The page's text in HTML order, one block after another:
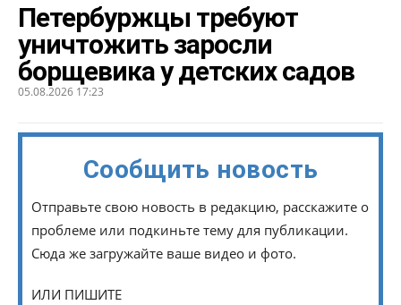
Петербуржцы требуют
уничтожить заросли
борщевика у детских садов
05.08.2026 17:23
Сообщить новость
Отправьте свою новость в редакцию, расскажите о
проблеме или подкиньте тему для публикации.
Сюда же загружайте ваше видео и фото.
ИЛИ ПИШИТЕ